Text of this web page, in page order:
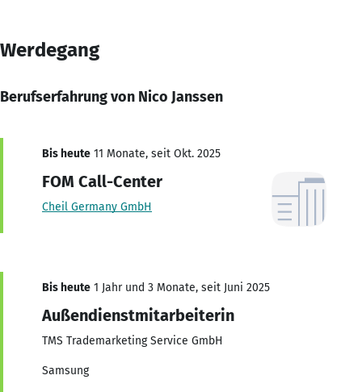
Werdegang
Berufserfahrung von Nico Janssen
Bis heute 11 Monate, seit Okt. 2025
FOM Call-Center
Cheil Germany GmbH
Bis heute 1 Jahr und 3 Monate, seit Juni 2025
Außendienstmitarbeiterin
TMS Trademarketing Service GmbH
Samsung